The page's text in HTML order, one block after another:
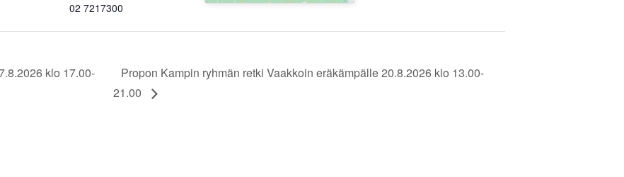
02 7217300
klo 17.00-
Propon Kampin ryhmän retki Vaakkoin eräkämpälle 20.8.2026 klo 13.00-
21.00